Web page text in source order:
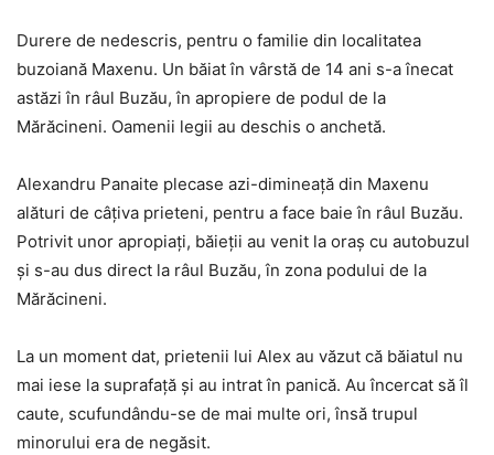
Durere de nedescris, pentru o familie din localitatea
buzoiană Maxenu. Un băiat în vârstă de 14 ani s-a înecat
astăzi în râul Buzău, în apropiere de podul de la
Mărăcineni. Oamenii legii au deschis o anchetă.
Alexandru Panaite plecase azi-dimineață din Maxenu
alături de câțiva prieteni, pentru a face baie în râul Buzău.
Potrivit unor apropiați, băieții au venit la oraș cu autobuzul
și s-au dus direct la râul Buzău, în zona podului de la
Mărăcineni.
La un moment dat, prietenii lui Alex au văzut că băiatul nu
mai iese la suprafață și au intrat în panică. Au încercat să îl
caute, scufundându-se de mai multe ori, însă trupul
minorului era de negăsit.